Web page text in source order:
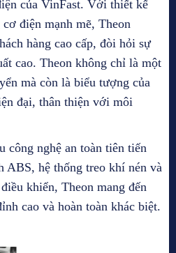
của VinFast. Với thiết kế
điện mạnh mẽ, Theon
hàng cao cấp, đòi hỏi sự
cao. Theon không chỉ là một
mà còn là biểu tượng của
đại, thân thiện với môi
công nghệ an toàn tiên tiến
ABS, hệ thống treo khí nén và
khiển, Theon mang đến
cao và hoàn toàn khác biệt.